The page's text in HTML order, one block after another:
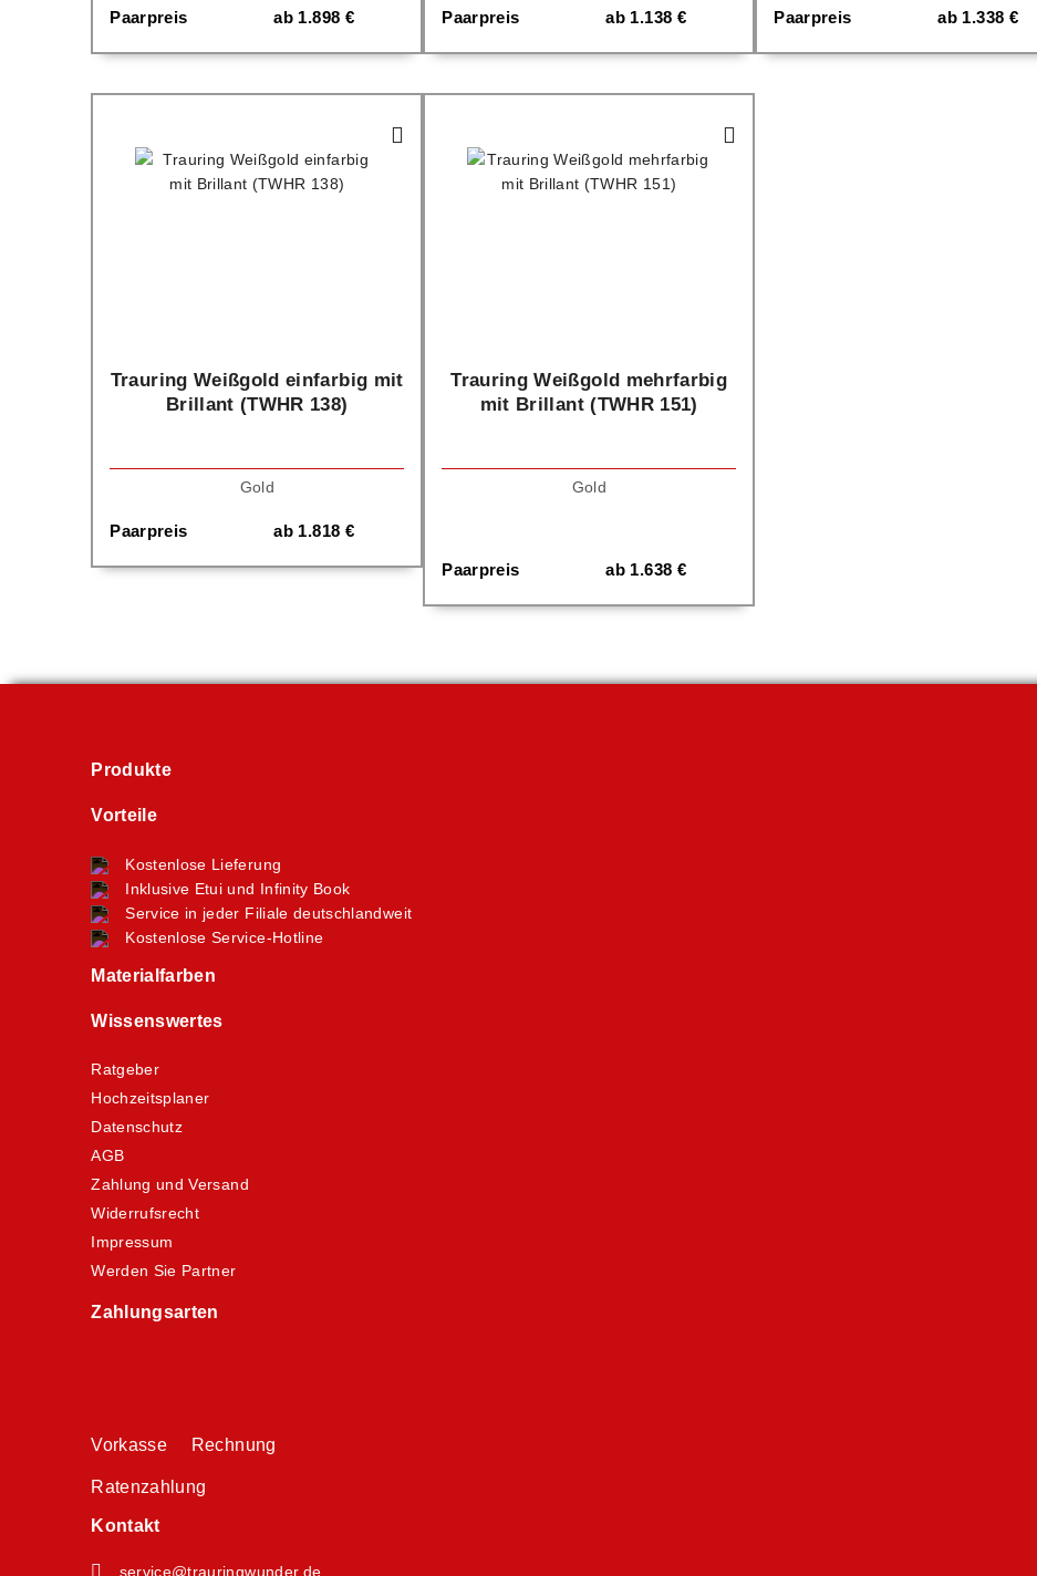
Paarpreis ab 1.898 € Paarpreis ab 1.138 € Paarpreis ab 1.338 €
Trauring Weißgold einfarbig mit
Brillant (TWHR 138)
Gold
Paarpreis ab 1.818 €
Trauring Weißgold mehrfarbig
mit Brillant (TWHR 151)
Gold
Paarpreis ab 1.638 €
Produkte
Vorteile
Kostenlose Lieferung
Inklusive Etui und Infinity Book
Service in jeder Filiale deutschlandweit
Kostenlose Service-Hotline
Materialfarben
Wissenswertes
Ratgeber
Hochzeitsplaner
Datenschutz
AGB
Zahlung und Versand
Widerrufsrecht
Impressum
Werden Sie Partner
Zahlungsarten
Vorkasse Rechnung
Ratenzahlung
Kontakt
service@trauringwunder.de